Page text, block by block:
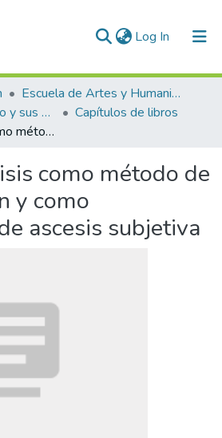
Log In (current)
Escuela de Artes y Humanidades
El Método Analítico y sus Aplicaciones en las Ciencias Sociales y Humanas (EAFIT - U de A)
Capítulos de libros
El psicoanálisis como método de investigación y como experiencia de ascesis subjetiva
como método de
y como
ascesis subjetiva